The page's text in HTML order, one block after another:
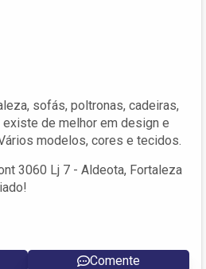
sofás, poltronas, cadeiras,
de melhor em design e
modelos, cores e tecidos.
3060 Lj 7 - Aldeota, Fortaleza
Comente